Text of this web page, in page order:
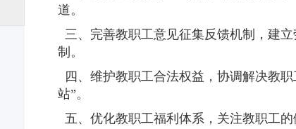
道。
三、完善教职工意见征集反馈机制，建
制。
四、维护教职工合法权益，协调解决教
站”。
五、优化教职工福利体系，关注教职工